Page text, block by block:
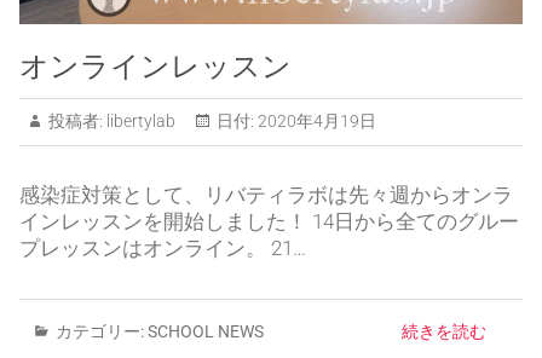
オンラインレッスン
投稿者: libertylab 日付: 2020年4月19日
感染症対策として、リバティラボは先々週からオンラ
インレッスンを開始しました！ 14日から全てのグルー
プレッスンはオンライン。 21…
カテゴリー:SCHOOL NEWS 続きを読む